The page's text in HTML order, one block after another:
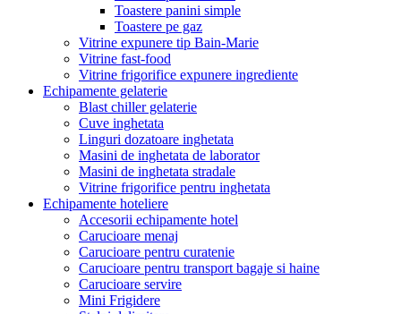
Toastere panini simple
Toastere pe gaz
Vitrine expunere tip Bain-Marie
Vitrine fast-food
Vitrine frigorifice expunere ingrediente
Echipamente gelaterie
Blast chiller gelaterie
Cuve inghetata
Linguri dozatoare inghetata
Masini de inghetata de laborator
Masini de inghetata stradale
Vitrine frigorifice pentru inghetata
Echipamente hoteliere
Accesorii echipamente hotel
Carucioare menaj
Carucioare pentru curatenie
Carucioare pentru transport bagaje si haine
Carucioare servire
Mini Frigidere